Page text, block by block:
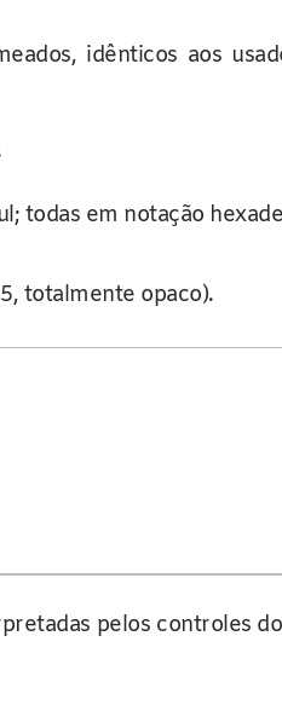
idênticos aos
todas em notação
totalmente opaco).
pelos controles